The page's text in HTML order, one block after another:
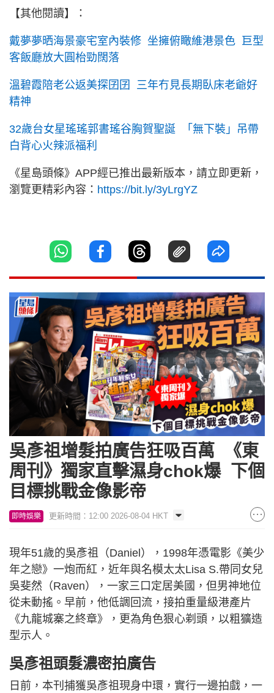
【其他閱讀】：
戴夢夢晒海景豪宅室內裝修 坐擁俯瞰維港景色 巨型
客飯廳放大圓枱勁闊落
溫碧霞陪老公返美探囝囝 三年冇見長期臥床老爺好
精神
32歲台女星瑤瑤郭書瑤谷胸賀聖誕 「無下裝」吊帶
白背心火辣派福利
《星島頭條》APP經已推出最新版本，請立即更新，
瀏覽更精彩內容： https://bit.ly/3yLrgYZ
吳彥祖增髮拍廣告狂吸百萬 《東
周刊》獨家直擊濕身chok爆 下個
目標挑戰金像影帝
即時娛樂 更新時間：12:00 2026-08-04 HKT
現年51歲的吳彥祖（Daniel），1998年憑電影《美少
年之戀》一炮而紅，近年與名模太太Lisa S.帶同女兒
吳斐然（Raven），一家三口定居美國，但男神地位
從未動搖。早前，他低調回流，接拍重量級港產片
《九龍城寨之終章》，更為角色狠心剃頭，以粗獷造
型示人。
吳彥祖頭髮濃密拍廣告
日前，本刊捕獲吳彥祖現身中環，實行一邊拍戲，一